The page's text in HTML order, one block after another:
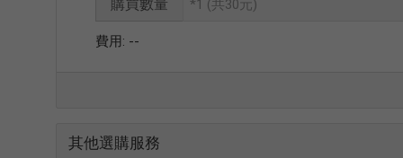
購買數量
--
其他選購服務